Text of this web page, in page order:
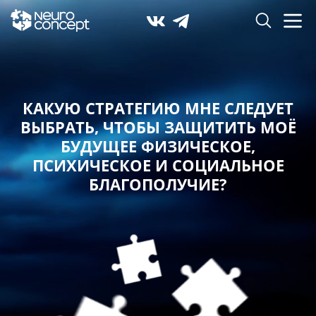
КАКУЮ СТРАТЕГИЮ МНЕ СЛЕДУЕТ
ВЫБРАТЬ,ЧТОБЫ ЗАЩИТИТЬ МОЁ
БУДУЩЕЕ ФИЗИЧЕСКОЕ,
ПСИХИЧЕСКОЕ И СОЦИАЛЬНОЕ
БЛАГОПОЛУЧИЕ?